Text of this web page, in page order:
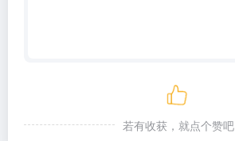
若有收获，就点个赞吧